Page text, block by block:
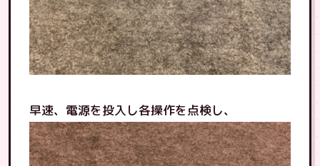
早速、電源を投入し各操作を点検し、